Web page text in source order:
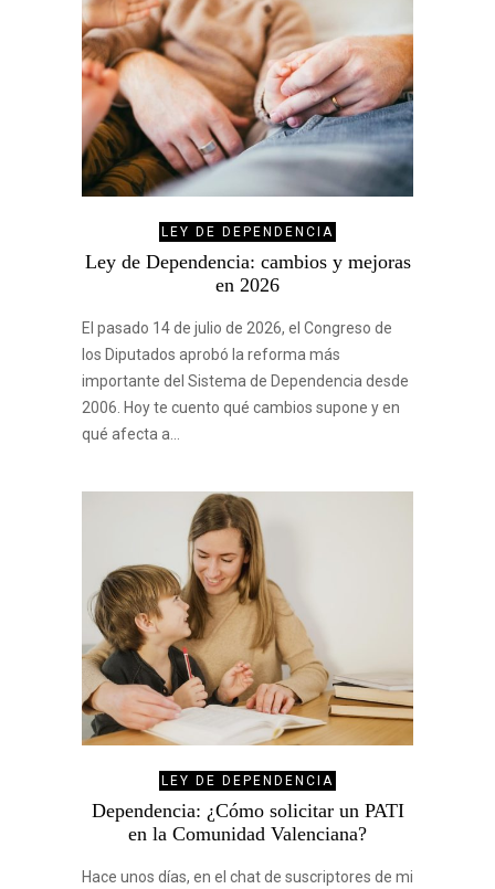
LEY DE DEPENDENCIA
Ley de Dependencia: cambios y mejoras
en 2026
El pasado 14 de julio de 2026, el Congreso de
los Diputados aprobó la reforma más
importante del Sistema de Dependencia desde
2006. Hoy te cuento qué cambios supone y en
qué afecta a…
LEY DE DEPENDENCIA
Dependencia: ¿Cómo solicitar un PATI
en la Comunidad Valenciana?
Hace unos días, en el chat de suscriptores de mi